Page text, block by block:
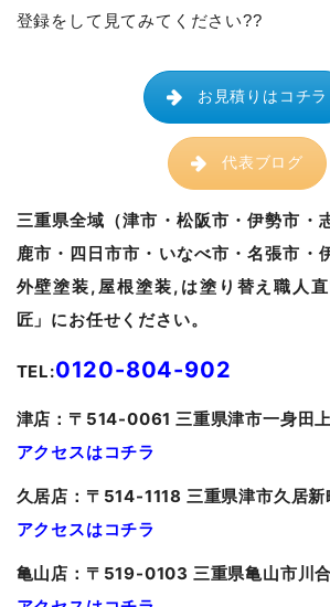
登録をして見てみてください??
お見積りはコチラ
代表ブログ
三重県全域（津市・松阪市・伊勢市・
鹿市・四日市市・いなべ市・名張市・
外壁塗装,屋根塗装,は塗り替え職人
匠」にお任せください。
TEL:0120-804-902
津店：〒514-0061 三重県津市一身田
アクセスはコチラ
久居店：〒514-1118 三重県津市久居
アクセスはコチラ
亀山店：〒519-0103 三重県亀山市川